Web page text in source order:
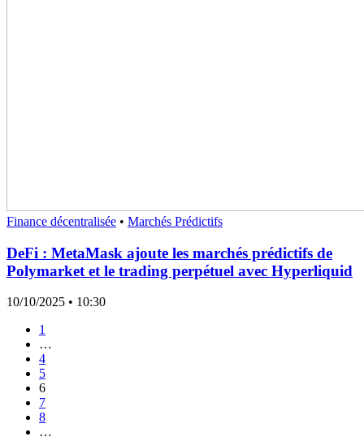
Finance décentralisée • Marchés Prédictifs
DeFi : MetaMask ajoute les marchés prédictifs de
Polymarket et le trading perpétuel avec Hyperliquid
10/10/2025 • 10:30
1
…
4
5
6
7
8
…